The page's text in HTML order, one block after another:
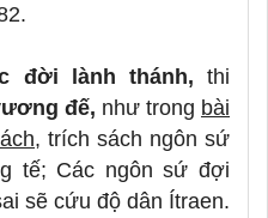
đời lành thánh, thi
đế, như trong bài
, trích sách ngôn sứ
tế; Các ngôn sứ đợi
sẽ cứu độ dân Ítraen.